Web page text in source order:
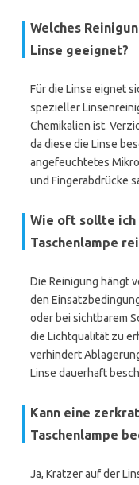
Welches
Linse geeignet?
Für die Linse eignet
spezieller
Chemikalien ist.
da diese die Linse
angefeuchtetes
und Fingerabdrücke
Wie oft sollte ich
Taschenlampe
Die Reinigung hängt
den
oder bei sichtbarem
die Lichtqualität zu
verhindert
Linse dauerhaft
Kann eine
Taschenlampe
Ja, Kratzer auf der